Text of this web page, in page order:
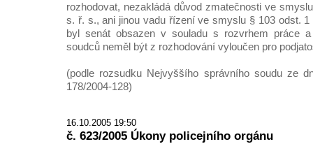
rozhodovat, nezakládá důvod zmatečnosti ve
s. ř. s., ani jinou vadu řízení ve smyslu § 103 odst.
byl senát obsazen v souladu s rozvrhem práce
soudců neměl být z rozhodování vyloučen pro
(podle rozsudku Nejvyššího správního soudu ze
178/2004-128)
16.10.2005 19:50
č. 623/2005 Úkony policejního orgánu